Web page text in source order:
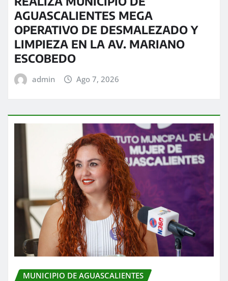
AGUASCALIENTES MEGA
OPERATIVO DE DESMALEZADO Y
LIMPIEZA EN LA AV. MARIANO
ESCOBEDO
admin Ago 7, 2026
MUNICIPIO DE AGUASCALIENTES